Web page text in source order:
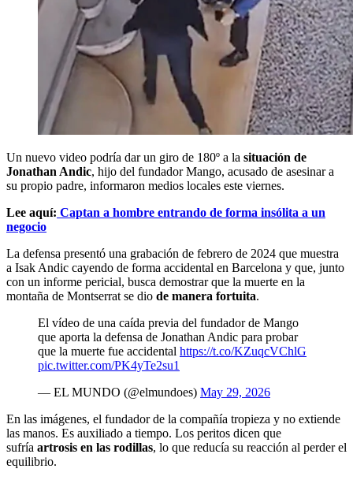
Un nuevo video podría dar un giro de 180º a la situación de
Jonathan Andic, hijo del fundador Mango, acusado de asesinar a
su propio padre, informaron medios locales este viernes.
Lee aquí: Captan a hombre entrando de forma insólita a un
negocio
La defensa presentó una grabación de febrero de 2024 que muestra
a Isak Andic cayendo de forma accidental en Barcelona y que, junto
con un informe pericial, busca demostrar que la muerte en la
montaña de Montserrat se dio de manera fortuita.
El vídeo de una caída previa del fundador de Mango
que aporta la defensa de Jonathan Andic para probar
que la muerte fue accidental https://t.co/KZuqcVChlG
pic.twitter.com/PK4yTe2su1
— EL MUNDO (@elmundoes) May 29, 2026
En las imágenes, el fundador de la compañía tropieza y no extiende
las manos. Es auxiliado a tiempo. Los peritos dicen que
sufría artrosis en las rodillas, lo que reducía su reacción al perder el
equilibrio.